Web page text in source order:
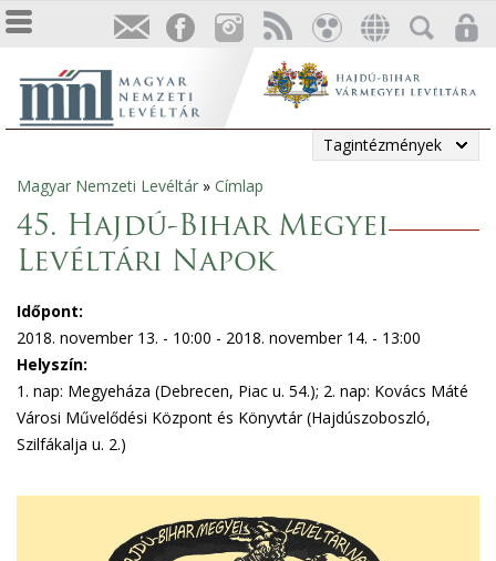
Tagintézmények
Jelenlegi
hely
Magyar Nemzeti Levéltár » Címlap
45. Hajdú-Bihar Megyei
Levéltári Napok
Időpont:
2018. november 13. - 10:00 - 2018. november 14. - 13:00
Helyszín:
1. nap: Megyeháza (Debrecen, Piac u. 54.); 2. nap: Kovács Máté
Városi Művelődési Központ és Könyvtár (Hajdúszoboszló,
Szilfákalja u. 2.)